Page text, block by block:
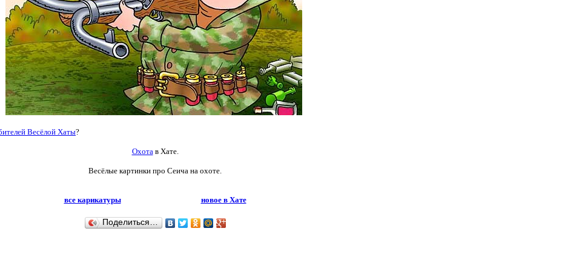
Весёлой Хаты?
Охота в Хате.
Весёлые картинки про Сеича на охоте.
все карикатуры новое в Хате
Поделиться…